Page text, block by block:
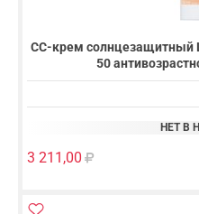
СС-крем солнцезащитный
50
НЕТ В
3 211,00